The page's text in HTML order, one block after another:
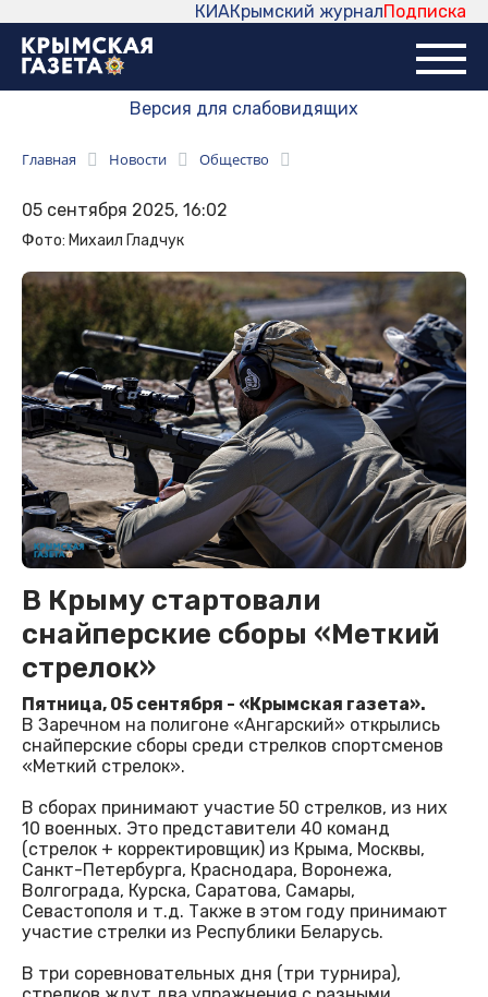
Подписка
Крымский журнал
КИА
Версия для слабовидящих
Главная Новости Общество
05 сентября 2025, 16:02
Фото: Михаил Гладчук
В Крыму стартовали
снайперские сборы «Меткий
стрелок»
Пятница, 05 сентября - «Крымская газета».
В Заречном на полигоне «Ангарский» открылись
снайперские сборы среди стрелков спортсменов
«Меткий стрелок».
В сборах принимают участие 50 стрелков, из них
10 военных. Это представители 40 команд
(стрелок + корректировщик) из Крыма, Москвы,
Санкт-Петербурга, Краснодара, Воронежа,
Волгограда, Курска, Саратова, Самары,
Севастополя и т.д. Также в этом году принимают
участие стрелки из Республики Беларусь.
В три соревновательных дня (три турнира),